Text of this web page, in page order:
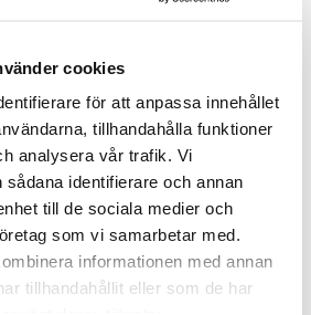
cookies
för att anpassa innehållet
tillhandahålla funktioner
analysera vår trafik. Vi
identifierare och annan
till de sociala medier och
som vi samarbetar med.
informationen med annan
tillhandahållit eller som de har
ventilationen är god och att
ett sådant avstånd från
inte kan skvätta direkt på
även vanligt vatten, torkas upp